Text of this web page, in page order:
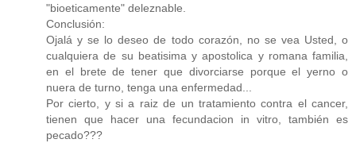
"bioeticamente" deleznable.
Conclusión:
Ojalá y se lo deseo de todo corazón, no se vea Usted, o
cualquiera de su beatisima y apostolica y romana familia,
en el brete de tener que divorciarse porque el yerno o
nuera de turno, tenga una enfermedad...
Por cierto, y si a raiz de un tratamiento contra el cancer,
tienen que hacer una fecundacion in vitro, también es
pecado???